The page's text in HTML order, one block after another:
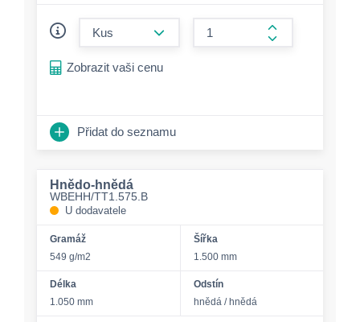
form.increase-
Zobrazit vaši cenu
Přidat do seznamu
Hnědo-hnědá
WBEHH/TT1.575.B
U dodavatele
Gramáž
549 g/m2
Šířka
1.500 mm
Délka
1.050 mm
Odstín
hnědá / hnědá